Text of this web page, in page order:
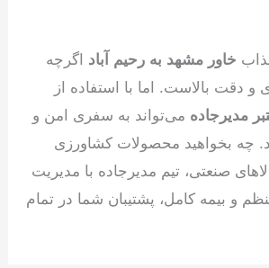
خاور مشهد به رحیم آباد اگرچه
و دقت بالاست. اما با استفاده از
مدیرجاده می‌تواند به سفری امن و
چه بخواهید محصولات کشاورزی
صنعتی، تیم مدیرجاده با مدیریت
و بیمه کامل، پشتیبان شما در تمام